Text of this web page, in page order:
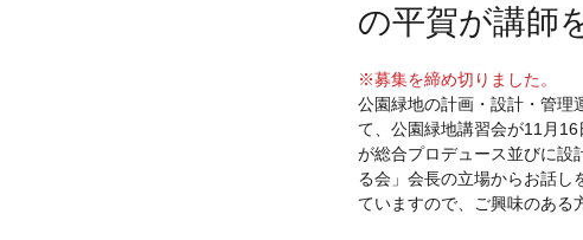
の平賀が講師
※募集を締め切りました。
公園緑地の計画・設計・管理
て、公園緑地講習会が11月
が総合プロデュース並びに設
る会」会長の立場からお話し
ていますので、ご興味のある